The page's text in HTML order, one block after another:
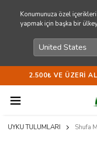
Konumunuza özel
yapmak için başka bir
2.500₺ VE ÜZERI
UYKU TULUMLARI Shufa